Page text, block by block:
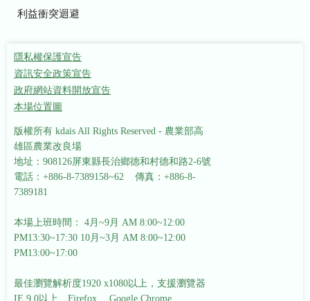
利益衝突迴避
隱私權保護宣告
資訊安全政策宣告
政府網站資料開放宣告
本場位置圖
版權所有 kdais All Rights Reserved - 農業部高
雄區農業改良場
地址：908126屏東縣長治鄉德和村德和路2-6號
電話：+886-8-7389158~62 傳真：+886-8-
7389181
本場上班時間： 4月~9月 AM 8:00~12:00
PM13:30~17:30 10月~3月 AM 8:00~12:00
PM13:00~17:00
最佳瀏覽解析度1920 x1080以上，支援瀏覽器
IE 9.0以上、Firefox 、Google Chrome